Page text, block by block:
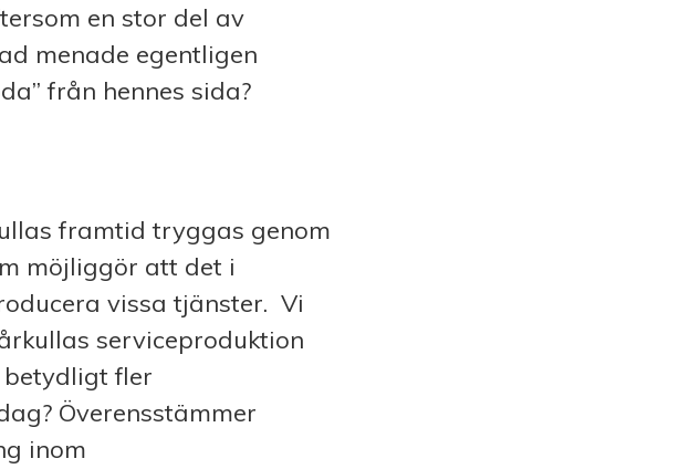
en stor del av
menade egentligen
från hennes sida?
framtid tryggas genom
möjliggör att det i
vissa tjänster. Vi
serviceproduktion
betydligt fler
Överensstämmer
inom